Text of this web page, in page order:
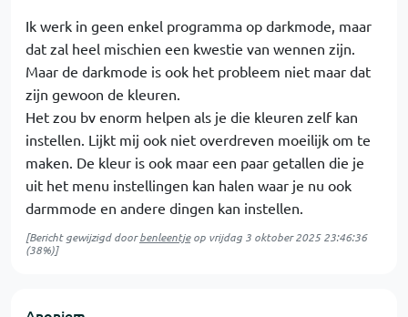
Ik werk in geen enkel programma op darkmode, maar
dat zal heel mischien een kwestie van wennen zijn.
Maar de darkmode is ook het probleem niet maar dat
zijn gewoon de kleuren.
Het zou bv enorm helpen als je die kleuren zelf kan
instellen. Lijkt mij ook niet overdreven moeilijk om te
maken. De kleur is ook maar een paar getallen die je
uit het menu instellingen kan halen waar je nu ook
darmmode en andere dingen kan instellen.
[Bericht gewijzigd doorbenleentjeop vrijdag 3 oktober 2025 23:46:36
(38%)]